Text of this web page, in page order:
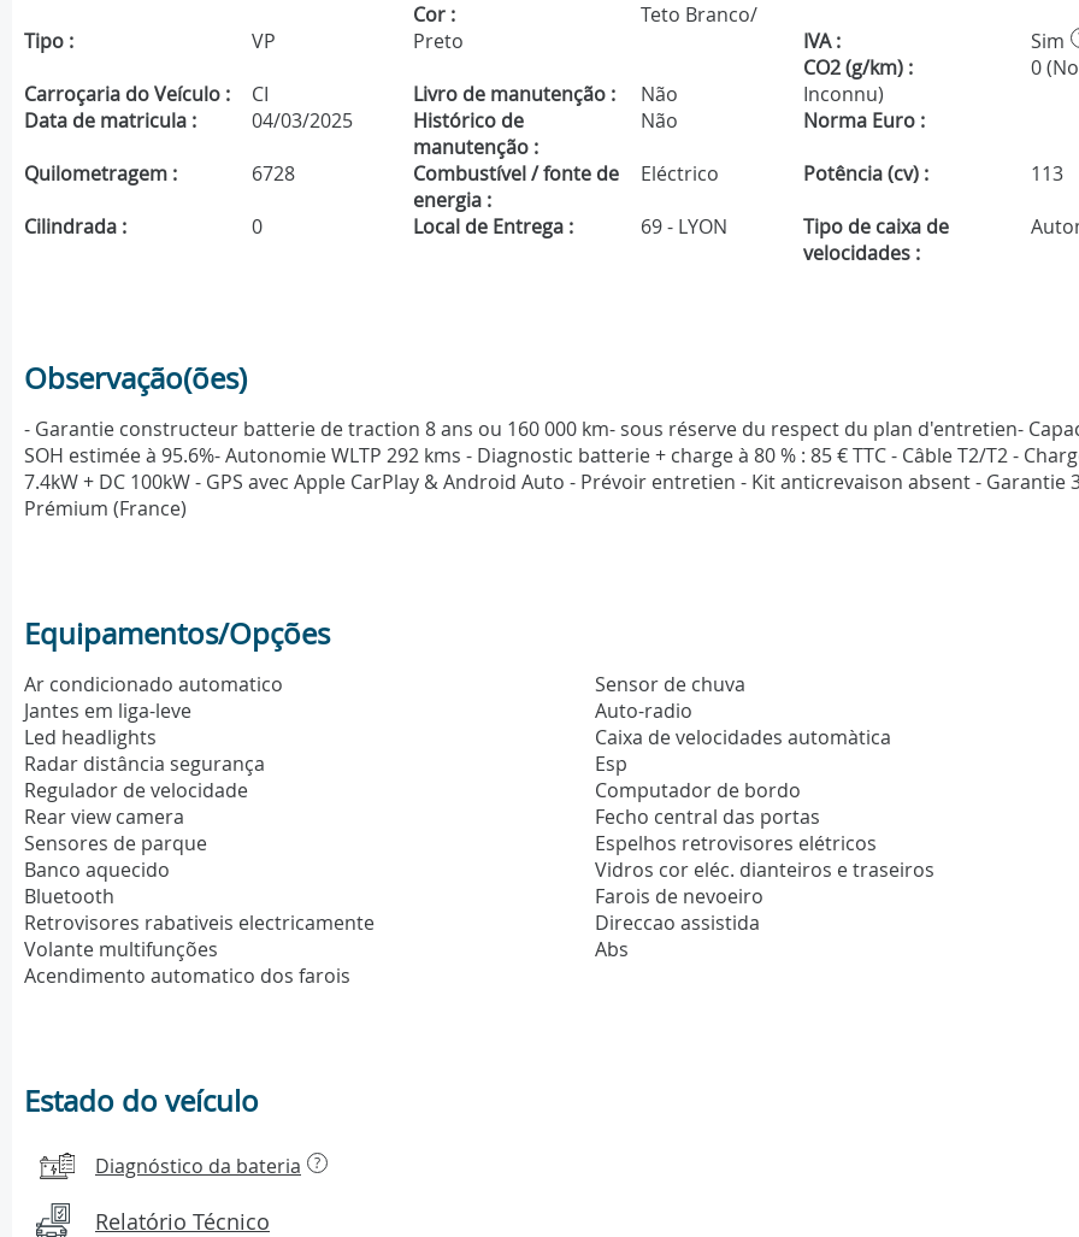
Tipo : VP
Cor :
Teto Branco/
Preto
IVA : Sim
Carroçaria do Veículo : CI Livro de manutenção : Não
CO2 (g/km) :
0
Inconnu)
Data de matricula :
04/03/2025
Histórico de
manutenção :
Não
Norma Euro :
Quilometragem :
6728
Combustível / fonte de
energia :
Eléctrico Potência (cv) :
113
Cilindrada :
0 Local de Entrega : 69 - LYON
Tipo de caixa de
velocidades :
Observação(ões)
- Garantie constructeur batterie de traction 8 ans ou 160 000 km- sous réserve du respect du plan d'entretien-
SOH estimée à 95.6%- Autonomie WLTP 292 kms - Diagnostic batterie + charge à 80 % : 85 € TTC - Câble T2/T2 -
7.4kW + DC 100kW - GPS avec Apple CarPlay & Android Auto - Prévoir entretien - Kit anticrevaison absent - Garantie
Prémium (France)
Equipamentos/Opções
Ar condicionado automatico
Jantes em liga-leve
Led headlights
Radar distância segurança
Regulador de velocidade
Rear view camera
Sensores de parque
Banco aquecido
Bluetooth
Retrovisores rabativeis electricamente
Volante multifunções
Acendimento automatico dos farois
Sensor de chuva
Auto-radio
Caixa de velocidades automàtica
Esp
Computador de bordo
Fecho central das portas
Espelhos retrovisores elétricos
Vidros cor eléc. dianteiros e traseiros
Farois de nevoeiro
Direccao assistida
Abs
Estado do veículo
Diagnóstico da bateria ?
Relatório Técnico